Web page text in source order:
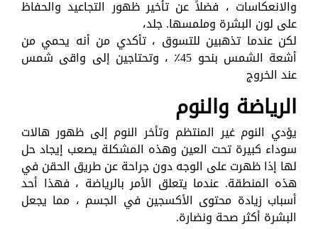
والانعكاسات ، فضلاً عن تأخير ظهور التجاعيد والحفاظ
على لون البشرة وملمسها. جلد،
لكن عندما تذهبين للتسوق ، تأكدي من أنه يحمي من
أشعة الشمس بنحو 45٪ ، وتحتاجين إلى واقى شمس
عند الخروج
الرياضة والنوم
يؤدي النوم غير المنتظم وتأخر النوم إلى ظهور هالات
سوداء كبيرة تحت العين وهذه المشكلة يصعب إيجاد حل
لها إذا ظهرت على الوجه دون جراحة عن طريق الحقن في
هذه المنطقة. عندما يتعلق الأمر بالرياضة ، فهذا أحد
أسباب زيادة محتوى الأكسجين في الجسم ، مما يجعل
البشرة أكثر صحة ونضارة.